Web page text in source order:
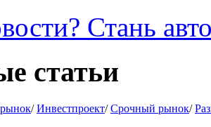
статьи
/Инвестпроект/Срочный рынок/